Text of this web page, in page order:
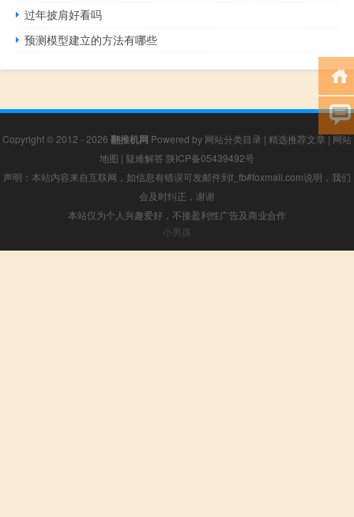
过年披肩好看吗
预测模型建立的方法有哪些
Copyright © 2012 - 2026 翻推机网 Powered by 网站分类目录 | 精选推荐文章|网站
地图 | 疑难解答 陕ICP备05439492号
声明：本站内容来自互联网，如信息有错误可发邮件到f_fb#foxmail.com说明，我们
会及时纠正，谢谢
本站仅为个人兴趣爱好，不接盈利性广告及商业合作
小男孩